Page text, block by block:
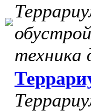
техника